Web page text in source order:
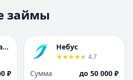
Набережные Челны
Нижний Новгород
Новокузнецк
Новосибирск
Набережные
Нижний Новгород
Новокузнецк
Новосибирск
займы
Целевые финансы
₽
Небус
4.7
Сумма
до 50 000 ₽